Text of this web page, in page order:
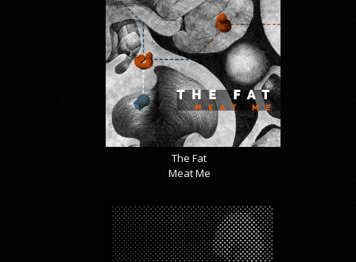
The Fat
Meat Me